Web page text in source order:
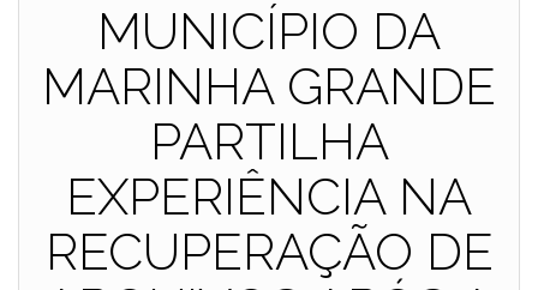
MUNICÍPIO DA
MARINHA GRANDE
PARTILHA
EXPERIÊNCIA NA
RECUPERAÇÃO DE